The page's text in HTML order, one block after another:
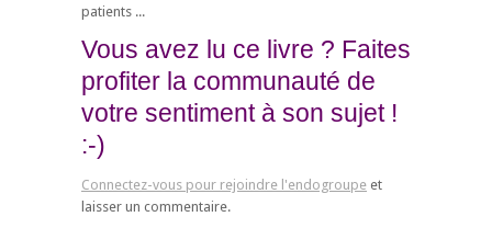
patients ...
Vous avez lu ce livre ? Faites
profiter la communauté de
votre sentiment à son sujet !
:-)
Connectez-vous pour rejoindre l'endogroupe et
laisser un commentaire.